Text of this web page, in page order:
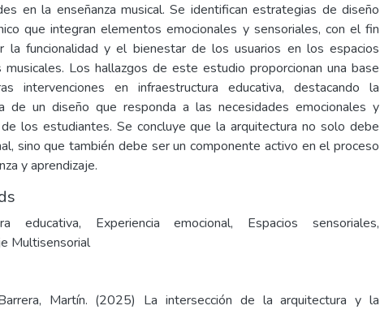
en la enseñanza musical. Se identifican estrategias de diseño
que integran elementos emocionales y sensoriales, con el fin
la funcionalidad y el bienestar de los usuarios en los espacios
musicales. Los hallazgos de este estudio proporcionan una base
intervenciones en infraestructura educativa, destacando la
de un diseño que responda a las necesidades emocionales y
los estudiantes. Se concluye que la arquitectura no solo debe
sino que también debe ser un componente activo en el proceso
y aprendizaje.
educativa, Experiencia emocional, Espacios sensoriales,
Multisensorial
Martín. (2025) La intersección de la arquitectura y la